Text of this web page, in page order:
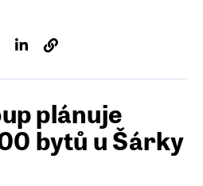
plánuje
bytů u Šárky